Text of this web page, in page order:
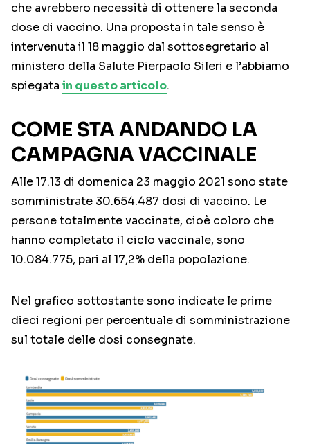
che avrebbero necessità di ottenere la seconda
dose di vaccino. Una proposta in tale senso è
intervenuta il 18 maggio dal sottosegretario al
ministero della Salute Pierpaolo Sileri e l’abbiamo
spiegata in questo articolo.
COME STA ANDANDO LA
CAMPAGNA VACCINALE
Alle 17.13 di domenica 23 maggio 2021 sono state
somministrate 30.654.487 dosi di vaccino. Le
persone totalmente vaccinate, cioè coloro che
hanno completato il ciclo vaccinale, sono
10.084.775, pari al 17,2% della popolazione.
Nel grafico sottostante sono indicate le prime
dieci regioni per percentuale di somministrazione
sul totale delle dosi consegnate.